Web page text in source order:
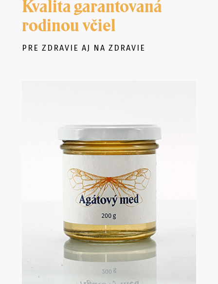
Kvalita garantovaná
rodinou včiel
PRE ZDRAVIE AJ NA ZDRAVIE